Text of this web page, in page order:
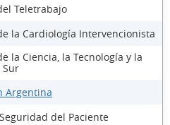
Teletrabajo
la Cardiología Intervencionista
la Ciencia, la Tecnología y la
Sur
Argentina
del Paciente